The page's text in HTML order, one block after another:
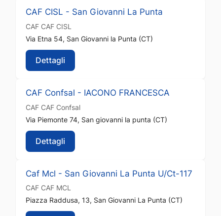
CAF CISL - San Giovanni La Punta
CAF CAF CISL
Via Etna 54, San Giovanni la Punta (CT)
Dettagli
CAF Confsal - IACONO FRANCESCA
CAF CAF Confsal
Via Piemonte 74, San giovanni la punta (CT)
Dettagli
Caf Mcl - San Giovanni La Punta U/Ct-117
CAF CAF MCL
Piazza Raddusa, 13, San Giovanni La Punta (CT)